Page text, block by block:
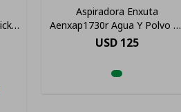
Aspiradora Enxuta
Aenxap1730r Agua Y Polvo 30
Litros Color Gris
USD 125